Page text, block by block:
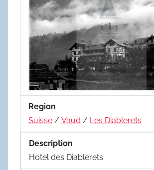
Region
Suisse / Vaud / Les Diablerets
Description
Hotel des Diablerets